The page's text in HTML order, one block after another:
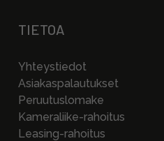
TIETOA
Yhteystiedot
Asiakaspalautukset
Peruutuslomake
Kameraliike-rahoitus
Leasing-rahoitus